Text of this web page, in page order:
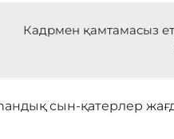
Кадрмен қамтамасыз
сын-қатерлер